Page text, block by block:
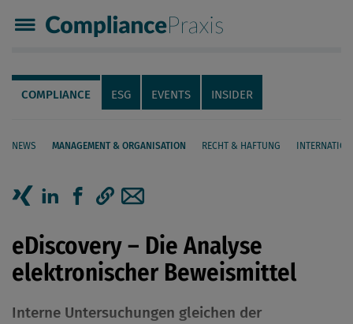
Compliance Praxis
Servicenavigation
Navigation
COMPLIANCE ESG EVENTS INSIDER
NEWS MANAGEMENT & ORGANISATION RECHT & HAFTUNG
Seiteninhalt
eDiscovery – Die Analyse
elektronischer Beweismittel
Interne Untersuchungen gleichen der